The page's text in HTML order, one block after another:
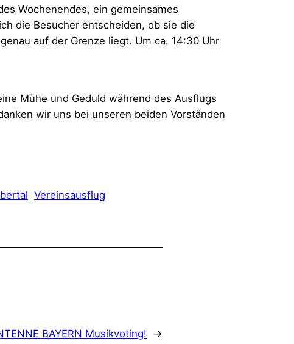
Wochenendes, ein gemeinsames
die Besucher entscheiden, ob sie die
auf der Grenze liegt. Um ca. 14:30 Uhr
Mühe und Geduld während des Ausflugs
wir uns bei unseren beiden Vorständen
Vereinsausflug
BAYERN Musikvoting! →